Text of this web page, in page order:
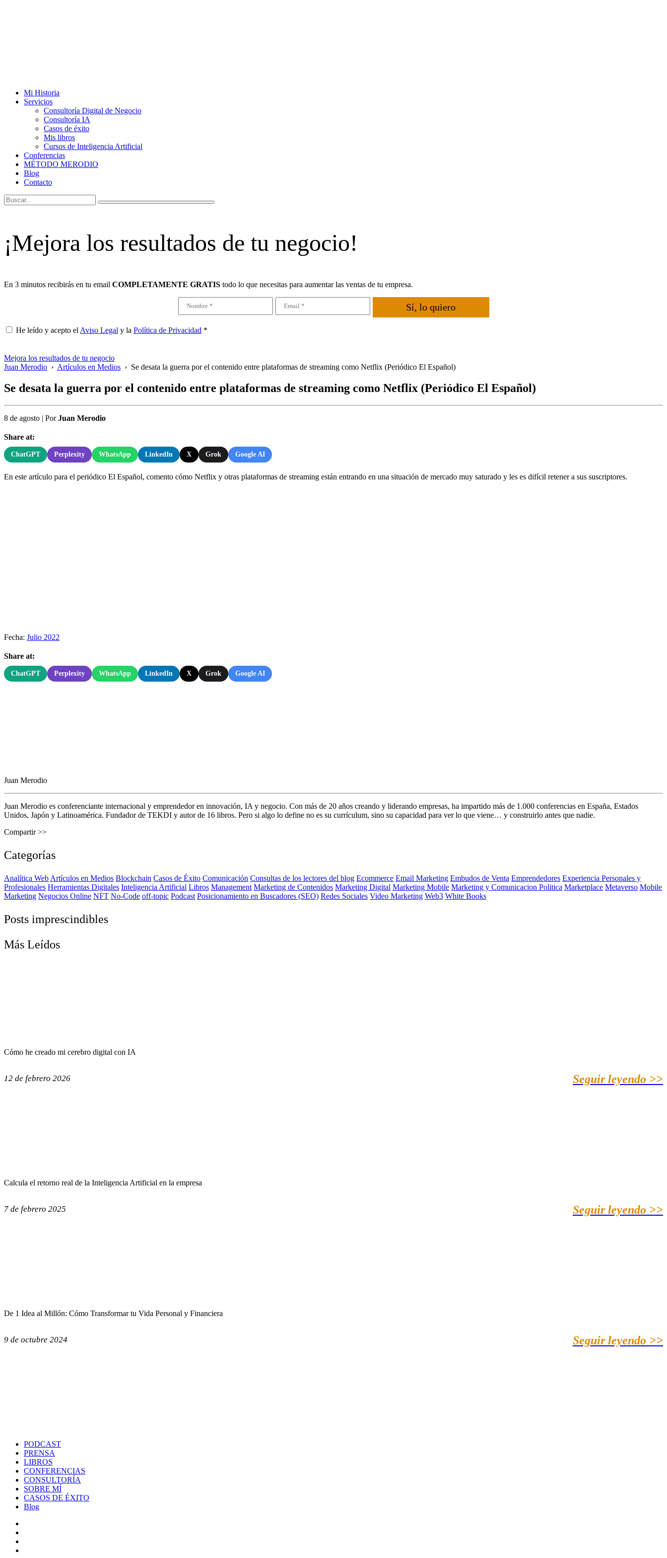
Mi Historia
Servicios
Consultoría Digital de Negocio
Consultoría IA
Casos de éxito
Mis libros
Cursos de Inteligencia Artificial
Conferencias
MÉTODO MERODIO
Blog
Contacto
¡Mejora los resultados de tu negocio!
En 3 minutos recibirás en tu email COMPLETAMENTE GRATIS todo lo que necesitas para aumentar las ventas de tu empresa.
Sí, lo quiero
He leído y acepto el Aviso Legal y la Política de Privacidad *
Mejora los resultados de tu negocio
Juan Merodio › Artículos en Medios › Se desata la guerra por el contenido entre plataformas de streaming como Netflix (Periódico El Español)
Se desata la guerra por el contenido entre plataformas de streaming como Netflix (Periódico El Español)
8 de agosto | PorJuan Merodio
Share at:
ChatGPT Perplexity WhatsApp LinkedIn X Grok Google AI
En este artículo para el periódico El Español, comento cómo Netflix y otras plataformas de streaming están entrando en una situación de mercado muy saturado y les es difícil retener a sus suscriptores.
Fecha: Julio 2022
Share at:
ChatGPT Perplexity WhatsApp LinkedIn X Grok Google AI
Juan Merodio
Juan Merodio es conferenciante internacional y emprendedor en innovación, IA y negocio. Con más de 20 años creando y liderando empresas, ha impartido más de 1.000 conferencias en España, Estados
Unidos, Japón y Latinoamérica. Fundador de TEKDI y autor de 16 libros. Pero si algo lo define no es su currículum, sino su capacidad para ver lo que viene… y construirlo antes que nadie.
Compartir >>
Categorías
Analítica Web Artículos en Medios Blockchain Casos de Éxito Comunicación Consultas de los lectores del blog Ecommerce Email Marketing Embudos de Venta Emprendedores Experiencia Personales y
Profesionales Herramientas Digitales Inteligencia Artificial Libros Management Marketing de Contenidos Marketing Digital Marketing Mobile Marketing y Comunicacion Politica Marketplace Metaverso Mobile
Marketing Negocios Online NFT No-Code off-topic Podcast Posicionamiento en Buscadores (SEO) Redes Sociales Video Marketing Web3 White Books
Posts imprescindibles
Más Leídos
Cómo he creado mi cerebro digital con IA
12 de febrero 2026 Seguir leyendo >>
Calcula el retorno real de la Inteligencia Artificial en la empresa
7 de febrero 2025 Seguir leyendo >>
De 1 Idea al Millón: Cómo Transformar tu Vida Personal y Financiera
9 de octubre 2024 Seguir leyendo >>
PODCAST
PRENSA
LIBROS
CONFERENCIAS
CONSULTORÍA
SOBRE MÍ
CASOS DE ÉXITO
Blog